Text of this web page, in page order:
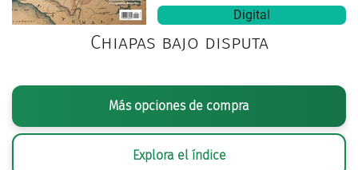
Digital
Chiapas bajo disputa
Más opciones de compra
Explora el índice